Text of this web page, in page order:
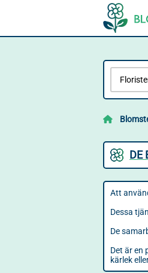
DE
Att
Dessa
De
Det är en
kärlek